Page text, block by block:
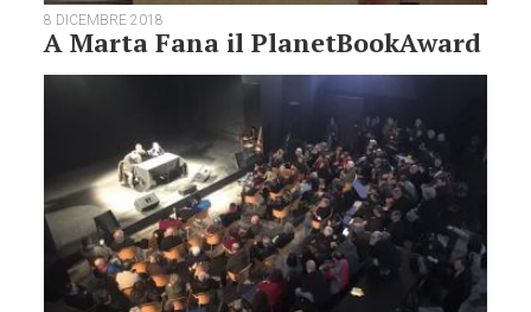
8 DICEMBRE 2018
A Marta Fana il PlanetBookAward